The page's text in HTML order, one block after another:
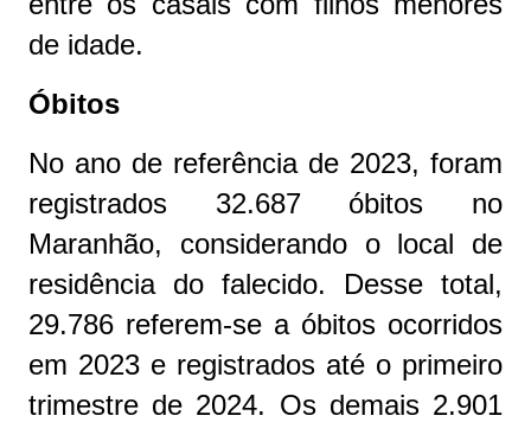
de idade.
Óbitos
No ano de referência de 2023, foram
registrados 32.687 óbitos no
Maranhão, considerando o local de
residência do falecido. Desse total,
29.786 referem-se a óbitos ocorridos
em 2023 e registrados até o primeiro
trimestre de 2024. Os demais 2.901